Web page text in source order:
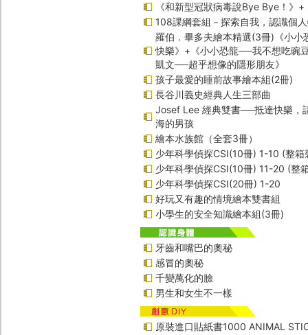
《和新型冠狀病毒說Bye Bye！》
108課綱套組－探索自我，認識個
羅伯．畢多夫繪本精選(3冊)《小
快樂》+《小小恐龍──我不想吃豌
凱文──超乎想像的隱形朋友》
孩子最愛的睡前故事繪本組(2冊)
長谷川義史經典人生三部曲
Josef Lee 經典雙書──抵達快樂，
海的男孩
繪本水族館（全套3冊）
少年科學偵探CSI(10冊) 1-10 (整箱
少年科學偵探CSI(10冊) 11-20 (整
少年科學偵探CSI(20冊) 1-20
好玩又有趣的情境繪本雙書組
小學生的安全知識繪本組(3冊)
牙齒和嘴巴的奧秘
感冒的奧秘
千變萬化的臉
男生和女生不一樣
原裝進口貼紙書1000 ANIMAL